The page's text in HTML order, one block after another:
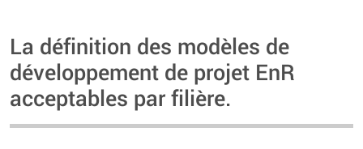
La définition des modèles de
développement de projet EnR
acceptables par filière.